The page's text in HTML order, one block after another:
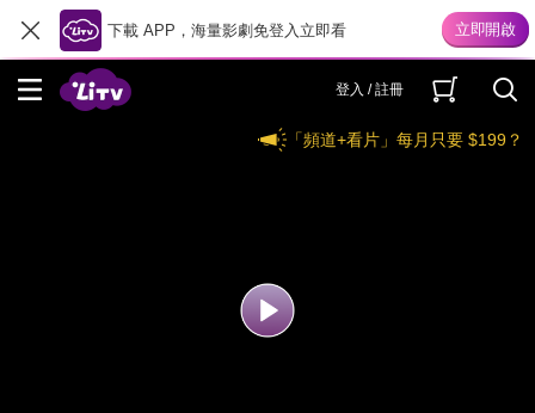
下載 APP，海量影劇免登入立即看
登入 / 註冊
「頻道+看片」每月只要 $199？